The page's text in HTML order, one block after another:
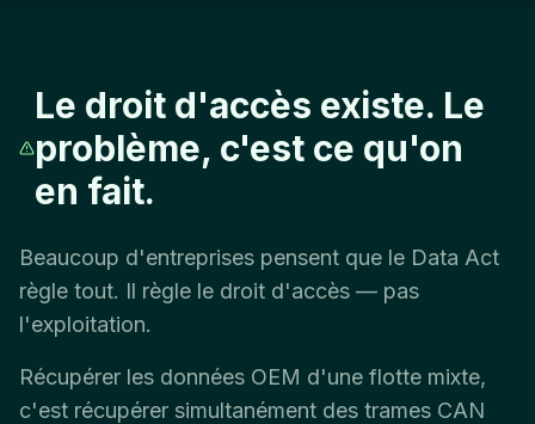
Le droit d'accès existe. Le
problème, c'est ce qu'on
en fait.
Beaucoup d'entreprises pensent que le Data Act
règle tout. Il règle le droit d'accès — pas
l'exploitation.
Récupérer les données OEM d'une flotte mixte,
c'est récupérer simultanément des trames CAN